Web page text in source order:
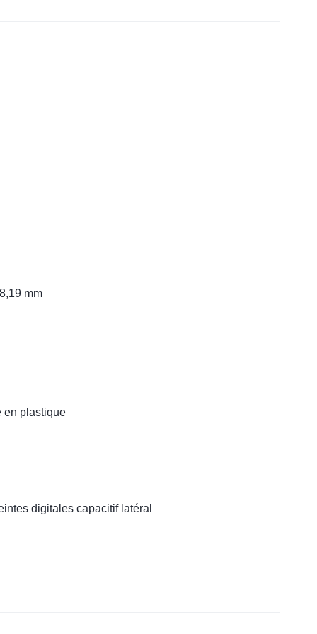
mm
en plastique
digitales capacitif latéral